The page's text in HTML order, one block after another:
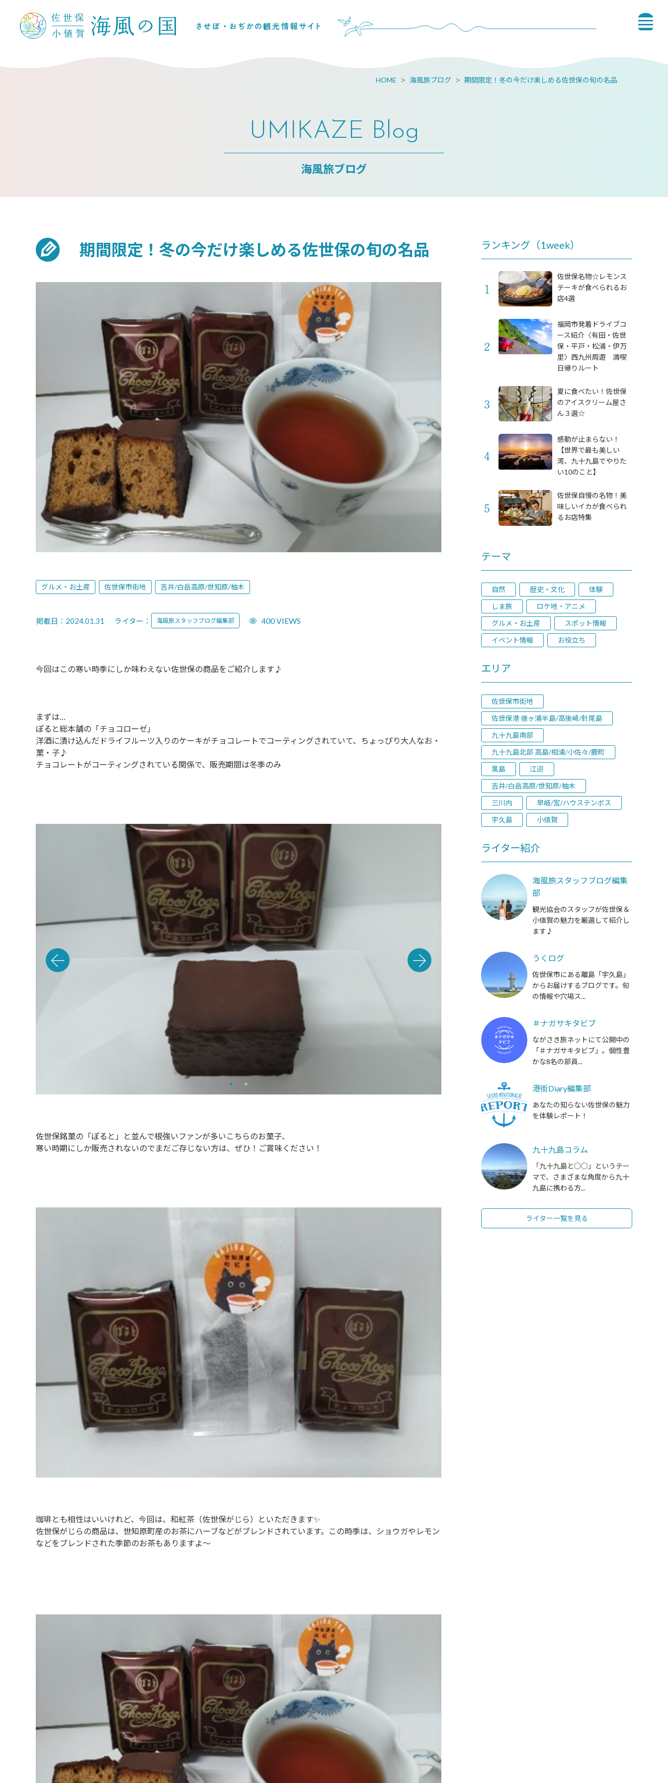
HOME 海風旅ブログ 期間限定！冬の今だけ楽しめる佐世保の旬の名品
UMIKAZE Blog
海風旅ブログ
期間限定！冬の今だけ楽しめる佐世保の旬の名品
グルメ・お土産 佐世保市街地 吉井/白岳高原/世知原/柚木
掲載日：2024.01.31 ライター： 海風旅スタッフブログ編集部 400 VIEWS
今回はこの寒い時季にしか味わえない佐世保の商品をご紹介します♪
まずは…
ぽると総本舗の「チョコローゼ」
洋酒に漬け込んだドライフルーツ入りのケーキがチョコレートでコーティングされていて、ちょっぴり大人なお・
菓・子♪
チョコレートがコーティングされている関係で、販売期間は冬季のみ
佐世保銘菓の「ぽると」と並んで根強いファンが多いこちらのお菓子、
寒い時期にしか販売されないのでまだご存じない方は、ぜひ！ご賞味ください！
珈琲とも相性はいいけれど、今回は、和紅茶（佐世保がじら）といただきます✨
佐世保がじらの商品は、世知原町産のお茶にハーブなどがブレンドされています。この時季は、ショウガやレモン
などをブレンドされた季節のお茶もありますよ～
ランキング（1week）
佐世保名物☆レモンス
テーキが食べられるお
店4選
福岡市発着ドライブコ
ース紹介〈有田・佐世
保・平戸・松浦・伊万
里〉西九州周遊 満喫
日帰りルート
夏に食べたい！佐世保
のアイスクリーム屋さ
ん３選☆
感動が止まらない！
【世界で最も美しい
湾、九十九島でやりた
い10のこと】
佐世保自慢の名物！美
味しいイカが食べられ
るお店特集
テーマ
自然 歴史・文化
体験
しま旅
ロケ地・アニメ
グルメ・お土産
スポット情報
イベント情報
お役立ち
エリア
佐世保市街地
佐世保港 俵ヶ浦半島/高後崎/針尾島
九十九島南部
九十九島北部 高島/相浦/小佐々/鹿町
黒島
江迎
吉井/白岳高原/世知原/柚木
三川内
早岐/宮/ハウステンボス
宇久島
小値賀
ライター紹介
海風旅スタッフブログ編集
部
観光協会のスタッフが佐世保＆
小値賀の魅力を厳選して紹介し
ます♪
うくログ
佐世保市にある離島「宇久島」
からお届けするブログです。旬
の情報や穴場ス...
＃ナガサキタビブ
ながさき旅ネットにて公開中の
「＃ナガサキタビブ」。個性豊
かな8名の部員...
港街Diary編集部
あなたの知らない佐世保の魅力
を体験レポート！
九十九島コラム
「九十九島と○○」というテー
マで、さまざまな角度から九十
九島に携わる方...
ライター一覧を見る